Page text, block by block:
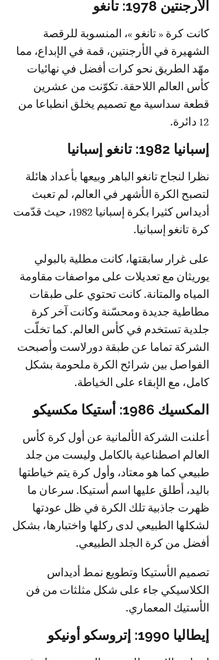
الأرجنتين 1978: تانغو
كانت كرة « تانغو »، المنسوبة للرقصة
الشهيرة في الأرجنتين، قمة في الإبداع، مما
مهّد الطريق نحو كرات أفضل في نهائيات
كأس العالم اللاحقة. تكوّنت من عشرين
قطعة سداسية مع تصميم يخلق انطباعا من
12 دائرة.
إسبانيا 1982: تانغو إسبانيا
نظرا لنجاح تانغو الباهر وبيعها بأعداد هائلة
لتصبح الكرة الأشهر في العالم، لم تعبث
أديداس كثيرا بكرة إسبانيا 1982، حيث قدّمت
كرة تانغو إسبانيا.
على غرار سابقتها، كانت مطلية بالبولي
يوريثان مع تعديلات على مواصفات مقاومة
المياه والمتانة. كانت تحتوي على طبقات
مطاطية جديدة ومحسّنة وكانت آخر كرة
جلدية تستخدم في كأس العالم. كما تخلّت
الشركة تماما عن طبقة دورلاست وأصبحت
الفواصل بين شرائح الكرة ملحومة بشكل
كامل، مع الإبقاء على الخياطة.
المكسيك 1986: أستيكا مكسيكو
أعلنت الشركة الألمانية عن أول كرة كأس
العالم اصطناعية بالكامل وليست من جلد
طبيعي كما هو معتاد، وأول كرة يتم خياطتها
باليد، أطلق عليها اسم أستيكا. سرعان ما
ظهرت جاذبية تلك الكرة في ظل عودتها
لشكلها الطبيعي لدى ركلها واختبارها، بشكل
أفضل من كرة الجلد الطبيعي.
تصميم الأستيكا وتطويع نمط أديداس
الكلاسيكي جاء على شكل مثلثات من فن
الأستيك المعماري.
إيطاليا 1990: إتروسكو أونيكو